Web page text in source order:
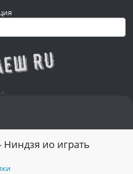
Ниндзя ио играть